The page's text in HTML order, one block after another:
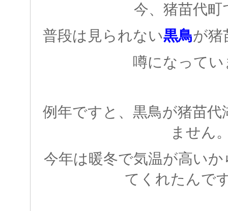
今、猪苗代町
普段は見られない黒鳥が猪
噂になってい
例年ですと、黒鳥が猪苗
ません
今年は暖冬で気温が高い
てくれたんで